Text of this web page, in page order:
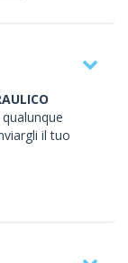
il tuo